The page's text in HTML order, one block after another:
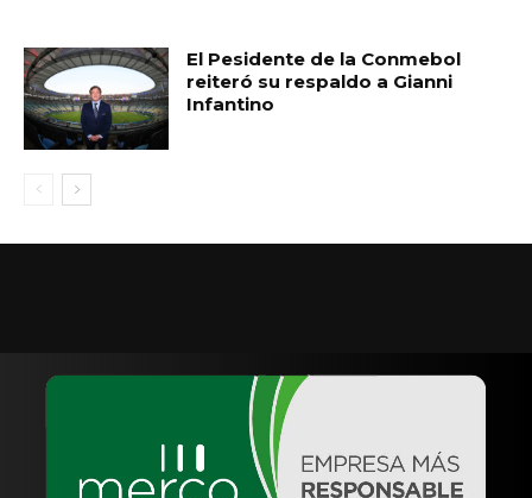
El Pesidente de la Conmebol
reiteró su respaldo a Gianni
Infantino